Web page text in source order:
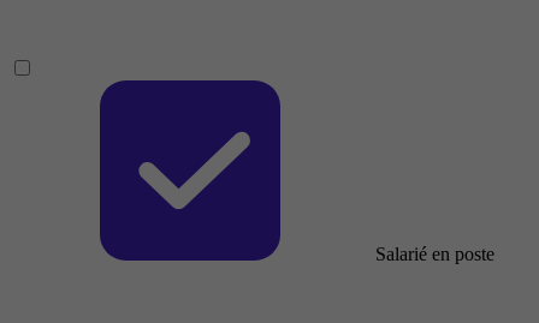
Salarié en poste